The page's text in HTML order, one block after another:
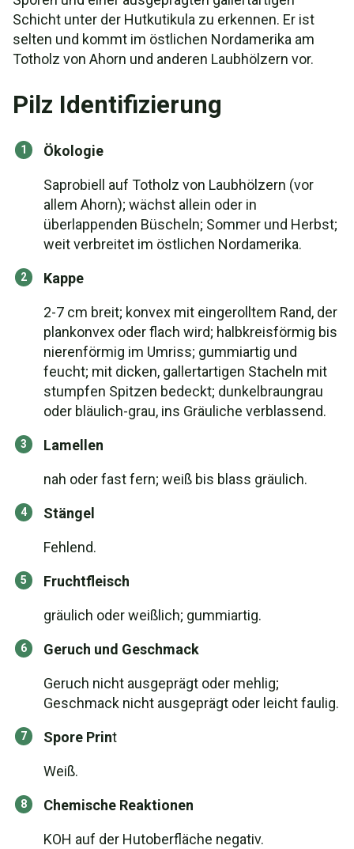
Schicht unter der Hutkutikula zu erkennen. Er ist
selten und kommt im östlichen Nordamerika am
Totholz von Ahorn und anderen Laubhölzern vor.
Pilz Identifizierung
Ökologie
Saprobiell auf Totholz von Laubhölzern (vor
allem Ahorn); wächst allein oder in
überlappenden Büscheln; Sommer und Herbst;
weit verbreitet im östlichen Nordamerika.
Kappe
2-7 cm breit; konvex mit eingerolltem Rand, der
plankonvex oder flach wird; halbkreisförmig bis
nierenförmig im Umriss; gummiartig und
feucht; mit dicken, gallertartigen Stacheln mit
stumpfen Spitzen bedeckt; dunkelbraungrau
oder bläulich-grau, ins Gräuliche verblassend.
Lamellen
nah oder fast fern; weiß bis blass gräulich.
Stängel
Fehlend.
Fruchtfleisch
gräulich oder weißlich; gummiartig.
Geruch und Geschmack
Geruch nicht ausgeprägt oder mehlig;
Geschmack nicht ausgeprägt oder leicht faulig.
Spore Print
Weiß.
Chemische Reaktionen
KOH auf der Hutoberfläche negativ.